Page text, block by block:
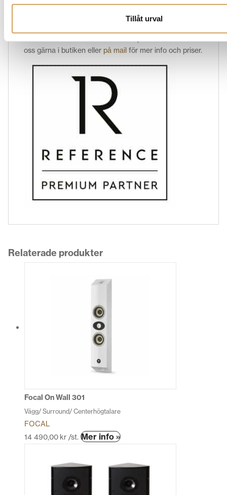
Tillåt urval
hemmabiosystem eller en dedikerad
Canton högtalare som
oss gärna i butiken eller på mail för mer info och priser.
Relaterade produkter
Focal On Wall 301
Vägg/ Surround/ Centerhögtalare
FOCAL
14 490,00 kr /st. Mer info »Den
har
flera